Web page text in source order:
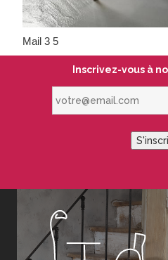
Mail 3 5
Inscrivez-vous à